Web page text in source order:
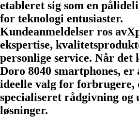
etableret sig som en
for teknologi entusiaster.
Kundeanmeldelser ros
ekspertise,
personlige service. Når det
Doro 8040 smartphones,
ideelle valg for forbrugere,
specialiseret rådgivning og
løsninger.